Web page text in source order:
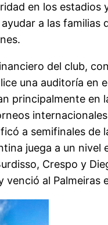
en los
a las familias
del club,
una auditoría en
principalmente en
a semifinales de
juega a un
Crespo y
al Palmeiras